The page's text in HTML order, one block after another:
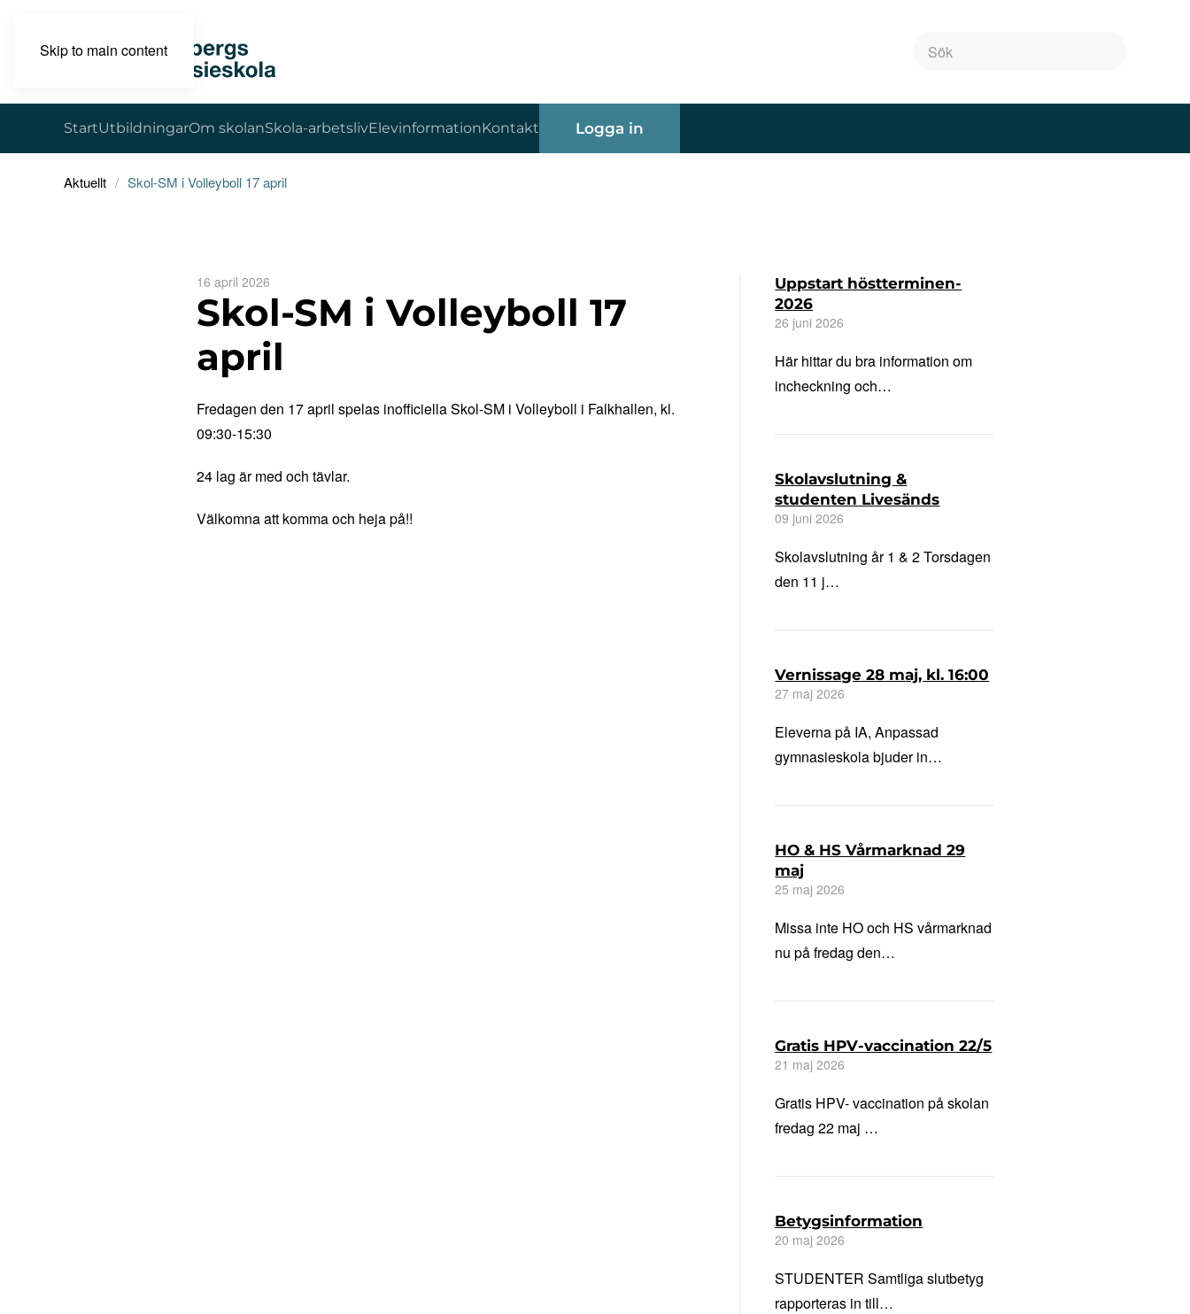
Skip to main content
StartUtbildningarOm skolanSkola-arbetslivElevinformationKontakt Logga in
Aktuellt Skol-SM i Volleyboll 17 april
16 april 2026
Skol-SM i Volleyboll 17
april
Fredagen den 17 april spelas inofficiella Skol-SM i Volleyboll i Falkhallen, kl.
09:30-15:30
24 lag är med och tävlar.
Välkomna att komma och heja på!!
Uppstart höstterminen-
2026
26 juni 2026
Här hittar du bra information om
incheckning och…
Skolavslutning &
studenten Livesänds
09 juni 2026
Skolavslutning år 1 & 2 Torsdagen
den 11 j…
Vernissage 28 maj, kl. 16:00
27 maj 2026
Eleverna på IA, Anpassad
gymnasieskola bjuder in…
HO & HS Vårmarknad 29
maj
25 maj 2026
Missa inte HO och HS vårmarknad
nu på fredag den…
Gratis HPV-vaccination 22/5
21 maj 2026
Gratis HPV- vaccination på skolan
fredag 22 maj …
Betygsinformation
20 maj 2026
STUDENTER Samtliga slutbetyg
rapporteras in till…